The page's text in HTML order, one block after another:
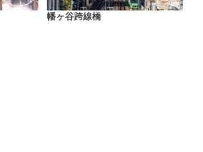
幡ヶ谷跨線橋